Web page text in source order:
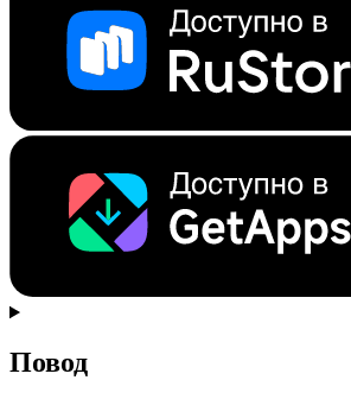
Повод